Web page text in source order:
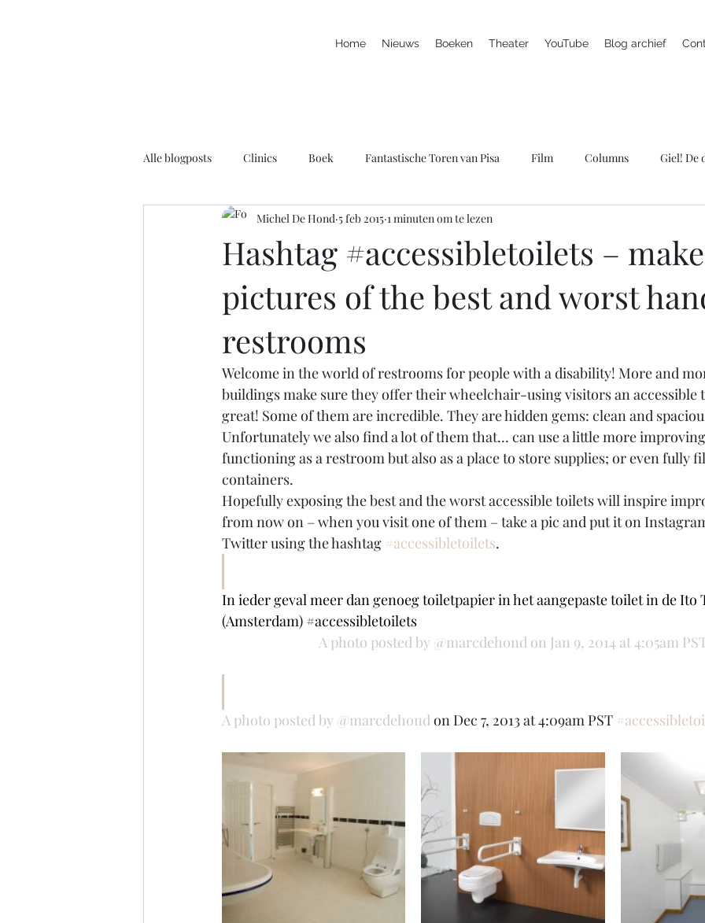
Home Nieuws Boeken Theater YouTube Blog archief
Alle blogposts Clinics Boek Fantastische Toren van Pisa Film Columns Giel! De
Leuke filmpjes Nieuws Marc is ziek
Rolstoelbasketbal Spreker Televisie Wie bang is krijgt ook
Voortschrijdend Inzicht
Hashtag #accessibletoilets – make
pictures of the best and worst
restrooms
Michel De Hond 5 feb 2015 1 minuten om te lezen
Welcome in the world of restrooms for people with a disability! More and
buildings make sure they offer their wheelchair-using visitors an accessible
great! Some of them are incredible. They are hidden gems: clean and
Unfortunately we also find a lot of them that… can use a little more
functioning as a restroom but also as a place to store supplies; or even fully
containers.
Hopefully exposing the best and the worst accessible toilets will inspire
from now on – when you visit one of them – take a pic and put it on
Twitter using the hashtag #accessibletoilets.
In ieder geval meer dan genoeg toiletpapier in het aangepaste toilet in de Ito
(Amsterdam) #accessibletoilets
A photo posted by @marcdehond on Jan 9, 2014 at 4:05am
A photo posted by @marcdehond on Dec 7, 2013 at 4:09am PST